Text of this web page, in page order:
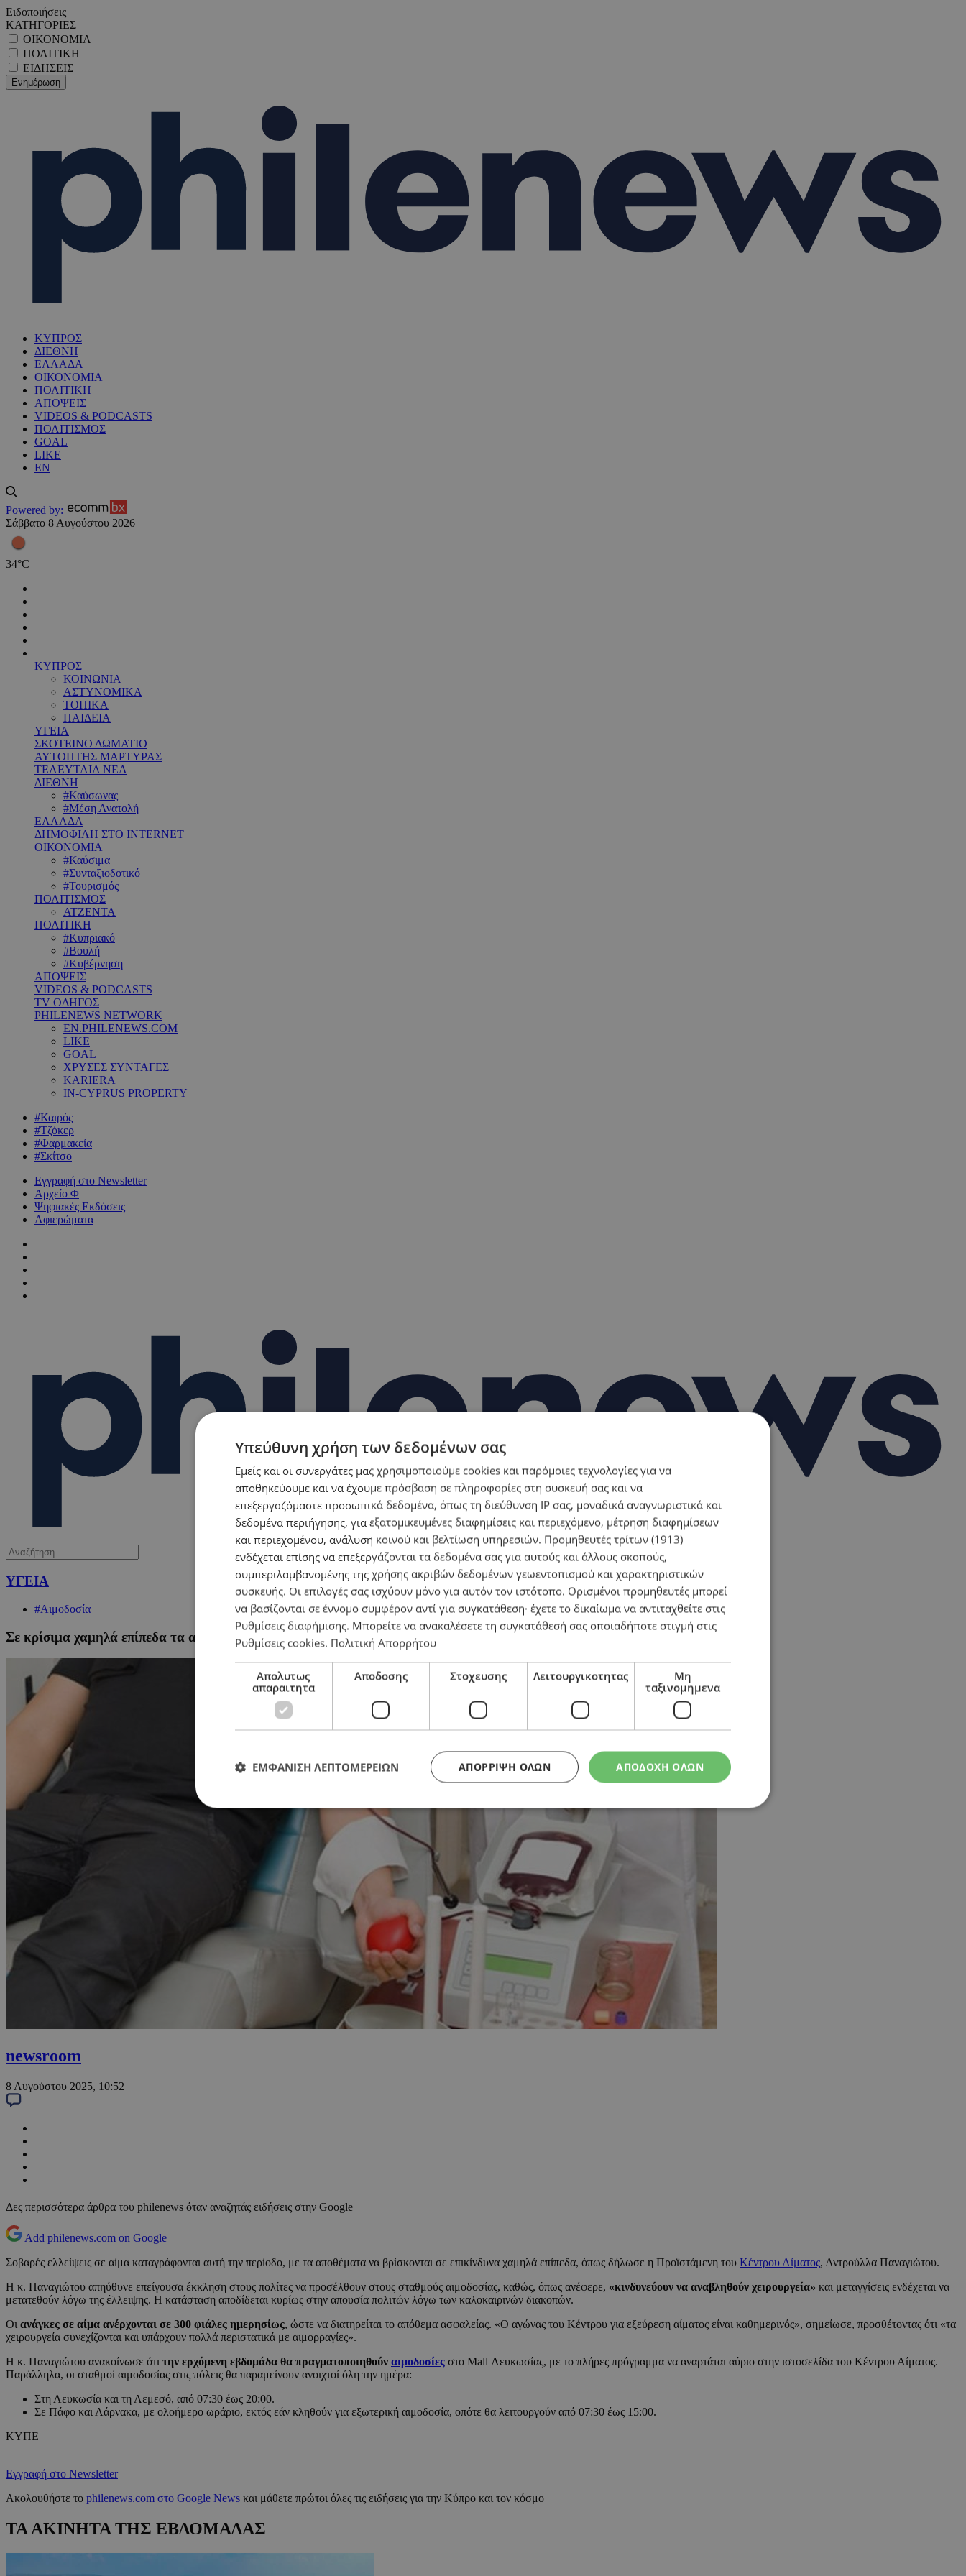
Ειδοποιήσεις
ΚΑΤΗΓΟΡΙΕΣ
ΟΙΚΟΝΟΜΙΑ
ΠΟΛΙΤΙΚΗ
ΕΙΔΗΣΕΙΣ
ΚΥΠΡΟΣ
ΔΙΕΘΝΗ
ΕΛΛΑΔΑ
ΟΙΚΟΝΟΜΙΑ
ΠΟΛΙΤΙΚΗ
ΑΠΟΨΕΙΣ
VIDEOS & PODCASTS
ΠΟΛΙΤΙΣΜΟΣ
GOAL
LIKE
EN
Powered by:
Σάββατο 8 Αυγούστου 2026
34°C
ΚΥΠΡΟΣ
ΚΟΙΝΩΝΙΑ
ΑΣΤΥΝΟΜΙΚΑ
ΤΟΠΙΚΑ
ΠΑΙΔΕΙΑ
ΥΓΕΙΑ
ΣΚΟΤΕΙΝΟ ΔΩΜΑΤΙΟ
ΑΥΤΟΠΤΗΣ ΜΑΡΤΥΡΑΣ
ΤΕΛΕΥΤΑΙΑ ΝΕΑ
ΔΙΕΘΝΗ
#Καύσωνας
#Μέση Ανατολή
ΕΛΛΑΔΑ
ΔΗΜΟΦΙΛΗ ΣΤΟ INTERNET
ΟΙΚΟΝΟΜΙΑ
#Καύσιμα
#Συνταξιοδοτικό
#Τουρισμός
ΠΟΛΙΤΙΣΜΟΣ
ΑΤΖΕΝΤΑ
ΠΟΛΙΤΙΚΗ
#Κυπριακό
#Βουλή
#Κυβέρνηση
ΑΠΟΨΕΙΣ
VIDEOS & PODCASTS
TV ΟΔΗΓΟΣ
PHILENEWS NETWORK
EN.PHILENEWS.COM
LIKE
GOAL
ΧΡΥΣΕΣ ΣΥΝΤΑΓΕΣ
KARIERA
IN-CYPRUS PROPERTY
#Καιρός
#Τζόκερ
#Φαρμακεία
#Σκίτσο
Εγγραφή στο Newsletter
Αρχείο Φ
Ψηφιακές Εκδόσεις
Αφιερώματα
ΥΓΕΙΑ
#Αιμοδοσία
Σε κρίσιμα χαμηλά επίπεδα τα αποθέματα αίματος – Κίνδυνος αναβολής χειρουργείων
newsroom
8 Αυγούστου 2025, 10:52
Δες περισσότερα άρθρα του philenews όταν αναζητάς ειδήσεις στην Google
Add philenews.com on Google
Σοβαρές ελλείψεις σε αίμα καταγράφονται αυτή την περίοδο, με τα αποθέματα να βρίσκονται σε επικίνδυνα χαμηλά επίπεδα, όπως δήλωσε η Προϊστάμενη του Κέντρου Αίματος, Αντρούλλα Παναγιώτου.
Η κ. Παναγιώτου απηύθυνε επείγουσα έκκληση στους πολίτες να προσέλθουν στους σταθμούς αιμοδοσίας, καθώς, όπως ανέφερε, «κινδυνεύουν να αναβληθούν χειρουργεία» και μεταγγίσεις ενδέχεται να
μετατεθούν λόγω της έλλειψης. Η κατάσταση αποδίδεται κυρίως στην απουσία πολιτών λόγω των καλοκαιρινών διακοπών.
Οι ανάγκες σε αίμα ανέρχονται σε 300 φιάλες ημερησίως, ώστε να διατηρείται το απόθεμα ασφαλείας. «Ο αγώνας του Κέντρου για εξεύρεση αίματος είναι καθημερινός», σημείωσε, προσθέτοντας ότι «τα
χειρουργεία συνεχίζονται και υπάρχουν πολλά περιστατικά με αιμορραγίες».
Η κ. Παναγιώτου ανακοίνωσε ότι την ερχόμενη εβδομάδα θα πραγματοποιηθούν αιμοδοσίες στο Mall Λευκωσίας, με το πλήρες πρόγραμμα να αναρτάται αύριο στην ιστοσελίδα του Κέντρου Αίματος.
Παράλληλα, οι σταθμοί αιμοδοσίας στις πόλεις θα παραμείνουν ανοιχτοί όλη την ημέρα:
Στη Λευκωσία και τη Λεμεσό, από 07:30 έως 20:00.
Σε Πάφο και Λάρνακα, με ολοήμερο ωράριο, εκτός εάν κληθούν για εξωτερική αιμοδοσία, οπότε θα λειτουργούν από 07:30 έως 15:00.
ΚΥΠΕ
Εγγραφή στο Newsletter
Ακολουθήστε το philenews.com στο Google News και μάθετε πρώτοι όλες τις ειδήσεις για την Κύπρο και τον κόσμο
ΤΑ ΑΚΙΝΗΤΑ ΤΗΣ ΕΒΔΟΜΑΔΑΣ
Υπεύθυνη χρήση των δεδομένων σας
Εμείς και οι συνεργάτες μας χρησιμοποιούμε cookies και παρόμοιες τεχνολογίες για να
αποθηκεύουμε και να έχουμε πρόσβαση σε πληροφορίες στη συσκευή σας και να
επεξεργαζόμαστε προσωπικά δεδομένα, όπως τη διεύθυνση IP σας, μοναδικά αναγνωριστικά και
δεδομένα περιήγησης, για εξατομικευμένες διαφημίσεις και περιεχόμενο, μέτρηση διαφημίσεων
και περιεχομένου, ανάλυση κοινού και βελτίωση υπηρεσιών. Προμηθευτές τρίτων (1913)
ενδέχεται επίσης να επεξεργάζονται τα δεδομένα σας για αυτούς και άλλους σκοπούς,
συμπεριλαμβανομένης της χρήσης ακριβών δεδομένων γεωεντοπισμού και χαρακτηριστικών
συσκευής. Οι επιλογές σας ισχύουν μόνο για αυτόν τον ιστότοπο. Ορισμένοι προμηθευτές μπορεί
να βασίζονται σε έννομο συμφέρον αντί για συγκατάθεση· έχετε το δικαίωμα να αντιταχθείτε στις
Ρυθμίσεις διαφήμισης. Μπορείτε να ανακαλέσετε τη συγκατάθεσή σας οποιαδήποτε στιγμή στις
Ρυθμίσεις cookies. Πολιτική Απορρήτου
Απολυτως
απαραιτητα
Αποδοσης Στοχευσης Λειτουργικοτητας
Μη
ταξινομημενα
ΑΠΟΔΟΧΗ ΟΛΩΝ
ΑΠΌΡΡΙΨΗ ΌΛΩΝ
ΕΜΦΑΝΙΣΗ ΛΕΠΤΟΜΕΡΕΙΩΝ